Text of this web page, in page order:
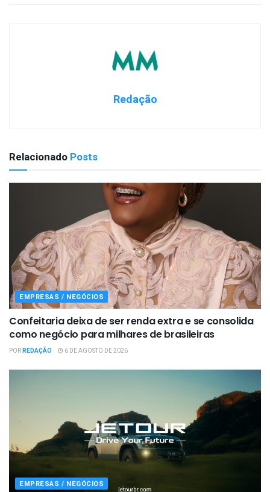
Redação
Relacionado Posts
EMPRESAS / NEGÓCIOS
Confeitaria deixa de ser renda extra e se consolida
como negócio para milhares de brasileiras
PORREDAÇÃO 6 DE AGOSTO DE 2026
EMPRESAS / NEGÓCIOS